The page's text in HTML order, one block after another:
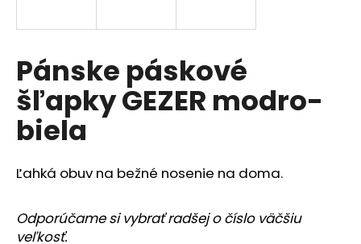
Pánske páskové
šľapky GEZER modro-
biela
Ľahká obuv na bežné nosenie na doma.
Odporúčame si vybrať radšej o číslo väčšiu
veľkosť.
s
ť
?